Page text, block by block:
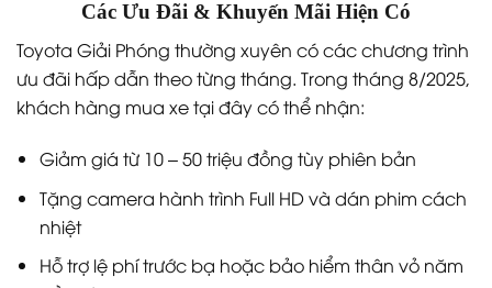
Các Ưu Đãi & Khuyến Mãi Hiện Có
Toyota Giải Phóng thường xuyên có các chương trình
ưu đãi hấp dẫn theo từng tháng. Trong tháng 8/2025,
khách hàng mua xe tại đây có thể nhận:
Giảm giá từ 10 – 50 triệu đồng tùy phiên bản
Tặng camera hành trình Full HD và dán phim cách
nhiệt
Hỗ trợ lệ phí trước bạ hoặc bảo hiểm thân vỏ năm